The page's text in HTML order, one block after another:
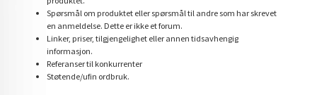
Spørsmål om produktet eller spørsmål til andre som har skrevet
en anmeldelse. Dette er ikke et forum.
Linker, priser, tilgjengelighet eller annen tidsavhengig
informasjon.
Referanser til konkurrenter
Støtende/ufin ordbruk.